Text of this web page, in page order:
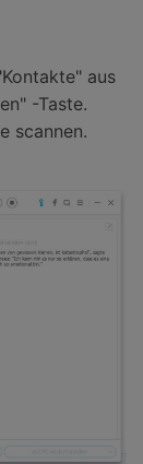
aus
-Taste.
scannen.